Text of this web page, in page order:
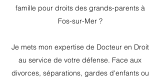
famille pour droits des grands-parents à
Fos-sur-Mer ?
Je mets mon expertise de Docteur en Droit
au service de votre défense. Face aux
divorces, séparations, gardes d'enfants ou